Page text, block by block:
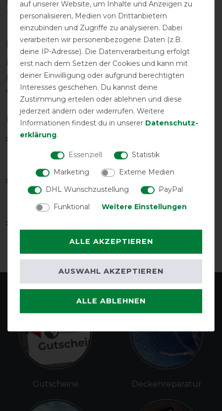
Tragekomfort.
Halsteilanbringung möglich
Die Bucas Smartex Rain bietet die Möglichkeit, das
passende Halsteil mit zwei großen Klettstreifen an
der Decke zu fixieren.
Unser Smartex Rain Angebot:
Bucas Smartex Rain Turnout Classic Cut
leichte Weide- und Regendecke,
Halsteilanbringung möglich
Weide- und Regendecke mit extragroßem
Halsausschnitt
Weide- und Regendecke in Ponygröße
Gutscheine Deckenreparatur
auf unserer Website, um Inhalte und Anzeigen zu
personalisieren, Medien von Drittanbietern
einzubinden und Zugriffe zu analysieren. Dabei
verarbeiten wir personenbezogene Daten (z.B.
deine IP-Adresse). Die Datenverarbeitung erfolgt
erst nach dem Setzen der Cookies und kann mit
deiner Einwilligung oder aufgrund berechtigten
Interesses geschehen. Du kannst deine
Zustimmung erteilen oder ablehnen und diese
jederzeit ändern oder widerrufen. Weitere
Informationen findest du in unserer Daten­schutz­
erklärung.
Essenziell
Statistik
Marketing
Externe Medien
DHL Wunschzustellung
PayPal
Funktional
Weitere Einstellungen
ALLE AKZEPTIEREN
ALLE ABLEHNEN
AUSWAHL AKZEPTIEREN